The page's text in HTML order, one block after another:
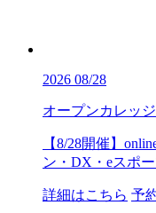
2026 08/28
オープンカレッジ
【8/28開催】
ン・DX・eスポー
詳細はこちら 予